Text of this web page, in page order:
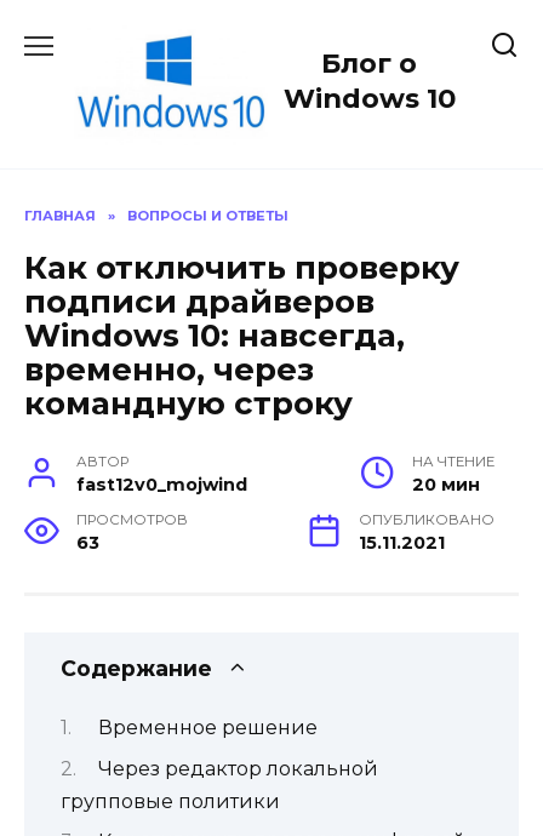
Блог о
Windows 10
ГЛАВНАЯ » ВОПРОСЫ И ОТВЕТЫ
Как отключить проверку
подписи драйверов
Windows 10: навсегда,
временно, через
командную строку
АВТОР
fast12v0_mojwind
НА ЧТЕНИЕ
20 мин
ПРОСМОТРОВ
63
ОПУБЛИКОВАНО
15.11.2021
Содержание
Временное решение
Через редактор локальной
групповые политики